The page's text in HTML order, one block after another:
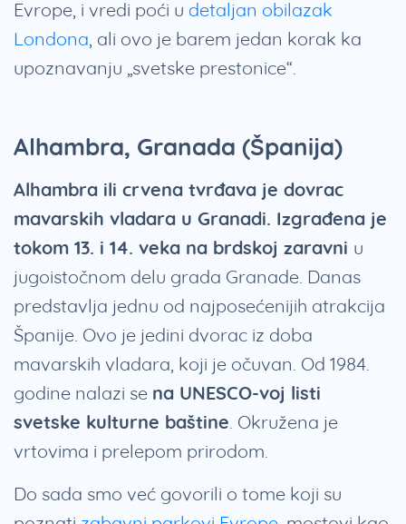
Evrope, i vredi poći u detaljan obilazak
Londona, ali ovo je barem jedan korak ka
upoznavanju „svetske prestonice“.
Alhambra, Granada (Španija)
Alhambra ili crvena tvrđava je dovrac
mavarskih vladara u Granadi. Izgrađena je
tokom 13. i 14. veka na brdskoj zaravni u
jugoistočnom delu grada Granade. Danas
predstavlja jednu od najposećenijih atrakcija
Španije. Ovo je jedini dvorac iz doba
mavarskih vladara, koji je očuvan. Od 1984.
godine nalazi se na UNESCO-voj listi
svetske kulturne baštine. Okružena je
vrtovima i prelepom prirodom.
Do sada smo već govorili o tome koji su